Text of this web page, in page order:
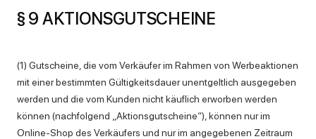
§ 9 AKTIONSGUTSCHEINE
(1) Gutscheine, die vom Verkäufer im Rahmen von Werbeaktionen
mit einer bestimmten Gültigkeitsdauer unentgeltlich ausgegeben
werden und die vom Kunden nicht käuflich erworben werden
können (nachfolgend „Aktionsgutscheine“), können nur im
Online-Shop des Verkäufers und nur im angegebenen Zeitraum